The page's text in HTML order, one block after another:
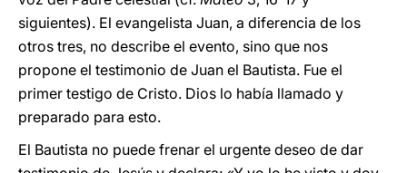
siguientes). El evangelista Juan, a diferencia de los
otros tres, no describe el evento, sino que nos
propone el testimonio de Juan el Bautista. Fue el
primer testigo de Cristo. Dios lo había llamado y
preparado para esto.
El Bautista no puede frenar el urgente deseo de dar